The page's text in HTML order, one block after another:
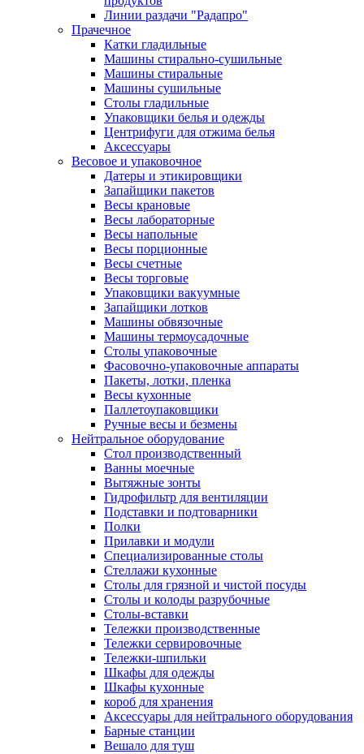
Линии раздачи "Радапро"
Прачечное
Катки гладильные
Машины стирально-сушильные
Машины стиральные
Машины сушильные
Столы гладильные
Упаковщики белья и одежды
Центрифуги для отжима белья
Аксессуары
Весовое и упаковочное
Датеры и этикировщики
Запайщики пакетов
Весы крановые
Весы лабораторные
Весы напольные
Весы порционные
Весы счетные
Весы торговые
Упаковщики вакуумные
Запайщики лотков
Машины обвязочные
Машины термоусадочные
Столы упаковочные
Фасовочно-упаковочные аппараты
Пакеты, лотки, пленка
Весы кухонные
Паллетоупаковщики
Ручные весы и безмены
Нейтральное оборудование
Cтол производственный
Ванны моечные
Вытяжные зонты
Гидрофильтр для вентиляции
Подставки и подтоварники
Полки
Прилавки и модули
Специализированные столы
Стеллажи кухонные
Столы для грязной и чистой посуды
Столы и колоды разрубочные
Столы-вставки
Тележки производственные
Тележки сервировочные
Тележки-шпильки
Шкафы для одежды
Шкафы кухонные
короб для хранения
Аксессуары для нейтрального оборудования
Барные станции
Вешало для туш